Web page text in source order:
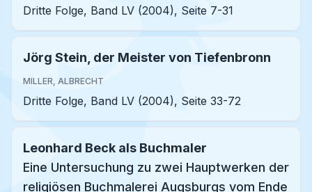
Dritte Folge, Band LV (2004), Seite 7-31
Jörg Stein, der Meister von Tiefenbronn
MILLER, ALBRECHT
Dritte Folge, Band LV (2004), Seite 33-72
Leonhard Beck als Buchmaler
Eine Untersuchung zu zwei Hauptwerken der
religiösen Buchmalerei Augsburgs vom Ende